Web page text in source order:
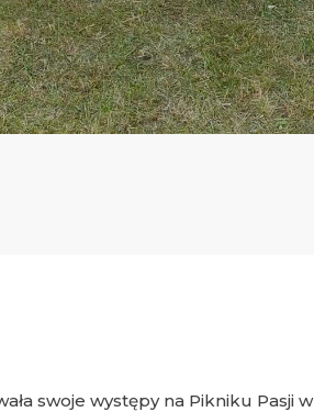
swoje występy na Pikniku Pasji w